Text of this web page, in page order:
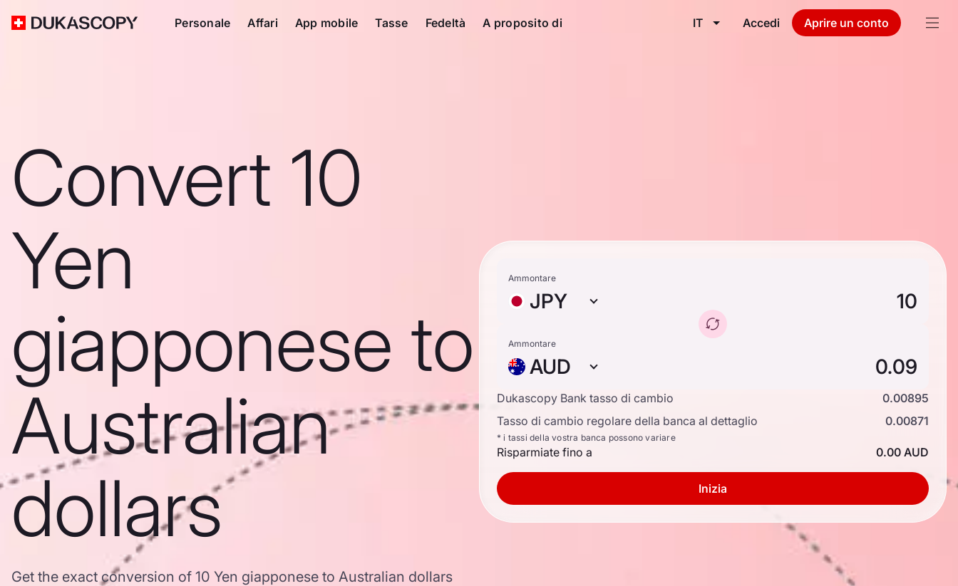
Personale Affari App mobile Tasse Fedeltà A proposito di IT Accedi Aprire un conto
Convert 10
Yen
giapponese to
Australian
dollars
Get the exact conversion of 10 Yen giapponese to Australian dollars
Ammontare
JPY
Ammontare
AUD
Dukascopy Bank tasso di cambio
0.00895
Tasso di cambio regolare della banca al dettaglio
0.00871
* i tassi della vostra banca possono variare
Risparmiate fino a 0.00 AUD
Inizia